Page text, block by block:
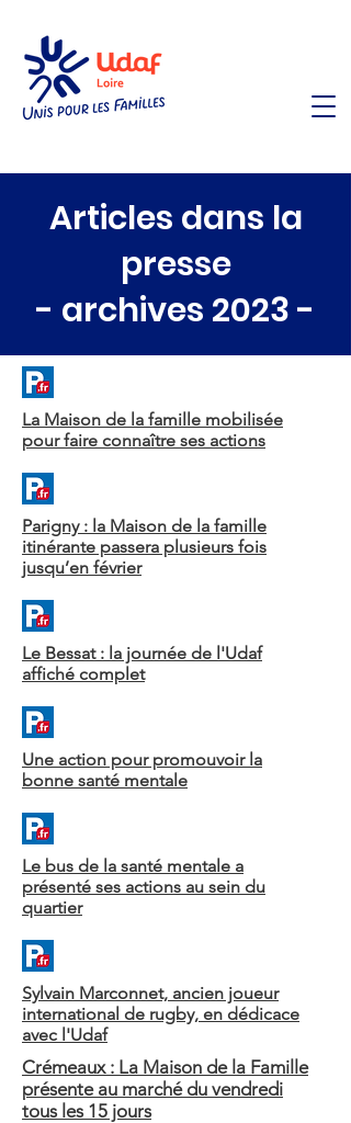
Articles dans la
presse
- archives 2023 -
La Maison de la famille mobilisée
pour faire connaître ses actions
Parigny : la Maison de la famille
itinérante passera plusieurs fois
jusqu’en février
Le Bessat : la journée de l'Udaf
affiché complet
Une action pour promouvoir la
bonne santé mentale
Le bus de la santé mentale a
présenté ses actions au sein du
quartier
Sylvain Marconnet, ancien joueur
international de rugby, en dédicace
avec l'Udaf
Crémeaux : La Maison de la Famille
présente au marché du vendredi
tous les 15 jours